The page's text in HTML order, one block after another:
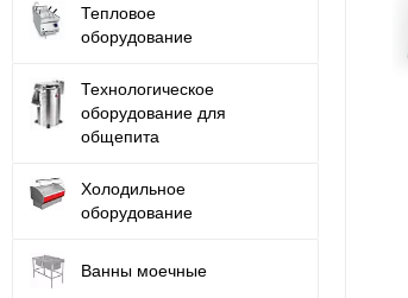
Тепловое
оборудование
Технологическое
оборудование для
общепита
Холодильное
оборудование
Ванны моечные